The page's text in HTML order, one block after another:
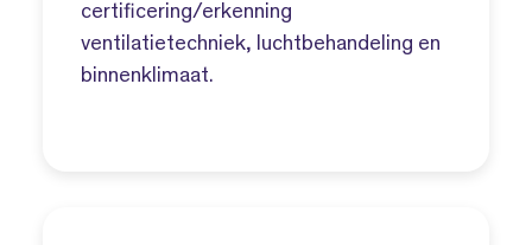
certificering/erkenning
ventilatietechniek, luchtbehandeling en
binnenklimaat.